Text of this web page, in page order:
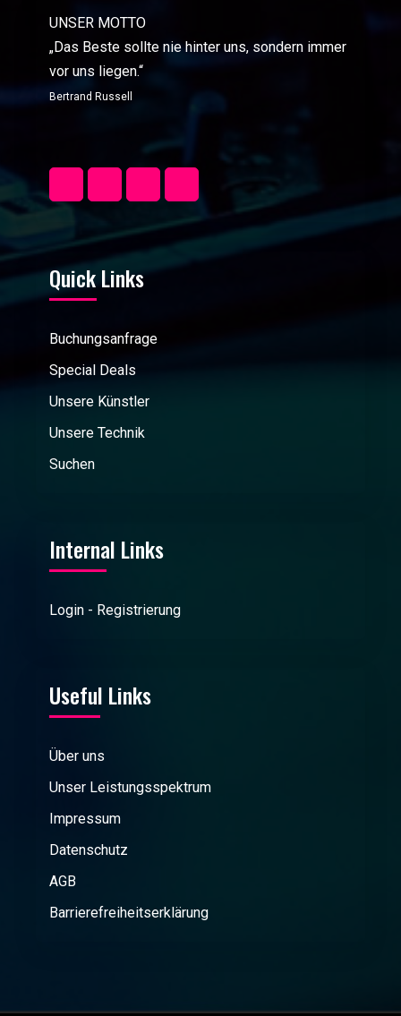
UNSER MOTTO
„Das Beste sollte nie hinter uns, sondern immer
vor uns liegen.“
Bertrand Russell
Quick Links
Buchungsanfrage
Special Deals
Unsere Künstler
Unsere Technik
Suchen
Internal Links
Login - Registrierung
Useful Links
Über uns
Unser Leistungsspektrum
Impressum
Datenschutz
AGB
Barrierefreiheitserklärung